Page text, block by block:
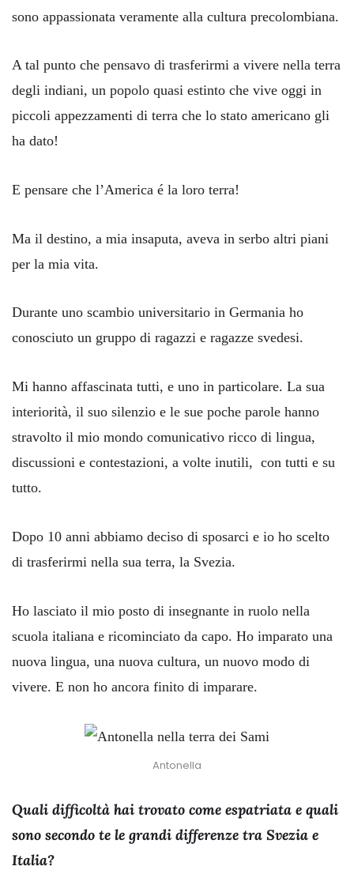
sono appassionata veramente alla cultura precolombiana.
A tal punto che pensavo di trasferirmi a vivere nella terra
degli indiani, un popolo quasi estinto che vive oggi in
piccoli appezzamenti di terra che lo stato americano gli
ha dato!
E pensare che l’America é la loro terra!
Ma il destino, a mia insaputa, aveva in serbo altri piani
per la mia vita.
Durante uno scambio universitario in Germania ho
conosciuto un gruppo di ragazzi e ragazze svedesi.
Mi hanno affascinata tutti, e uno in particolare. La sua
interiorità, il suo silenzio e le sue poche parole hanno
stravolto il mio mondo comunicativo ricco di lingua,
discussioni e contestazioni, a volte inutili, con tutti e su
tutto.
Dopo 10 anni abbiamo deciso di sposarci e io ho scelto
di trasferirmi nella sua terra, la Svezia.
Ho lasciato il mio posto di insegnante in ruolo nella
scuola italiana e ricominciato da capo. Ho imparato una
nuova lingua, una nuova cultura, un nuovo modo di
vivere. E non ho ancora finito di imparare.
Antonella
Quali difficoltà hai trovato come espatriata e quali
sono secondo te le grandi differenze tra Svezia e
Italia?